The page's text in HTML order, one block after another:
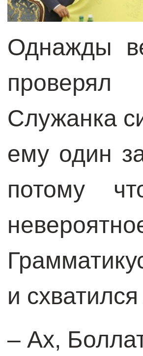
Однажды
проверял
Служанка
ему один
потому
и
– Ах,